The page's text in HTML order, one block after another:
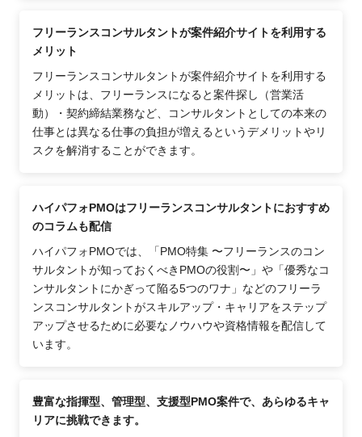
フリーランスコンサルタントが案件紹介サイトを利用する
メリット
フリーランスコンサルタントが案件紹介サイトを利用する
メリットは、フリーランスになると案件探し（営業活
動）・契約締結業務など、コンサルタントとしての本来の
仕事とは異なる仕事の負担が増えるというデメリットやリ
スクを解消することができます。
ハイパフォPMOはフリーランスコンサルタントにおすすめ
のコラムも配信
ハイパフォPMOでは、「PMO特集 〜フリーランスのコン
サルタントが知っておくべきPMOの役割〜」や「優秀なコ
ンサルタントにかぎって陥る5つのワナ」などのフリーラ
ンスコンサルタントがスキルアップ・キャリアをステップ
アップさせるために必要なノウハウや資格情報を配信して
います。
豊富な指揮型、管理型、支援型PMO案件で、あらゆるキャ
リアに挑戦できます。